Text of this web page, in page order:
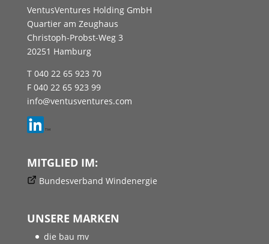
VentusVentures Holding GmbH
Quartier am Zeughaus
Christoph-Probst-Weg 3
20251 Hamburg
T 040 22 65 923 70
F 040 22 65 923 99
info@ventusventures.com
MITGLIED IM:
Bundesverband Windenergie
UNSERE MARKEN
die bau mv